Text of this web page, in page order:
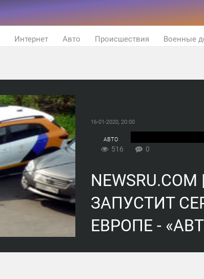
Интернет Авто Происшествия Военные
16-01-2020, 20:00
АВТО
516 0
ЗАПУСТИТ
ЕВРОПЕ -